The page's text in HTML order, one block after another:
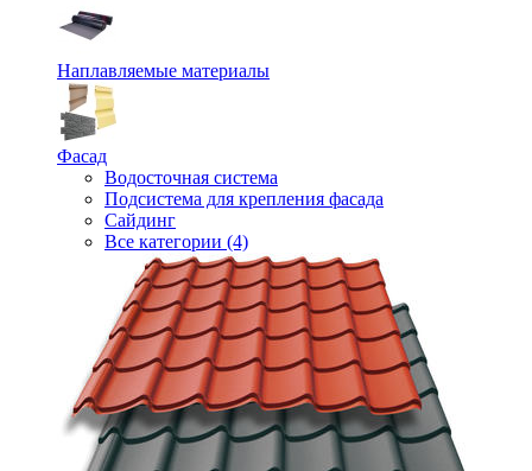
Наплавляемые материалы
Фасад
Водосточная система
Подсистема для крепления фасада
Сайдинг
Все категории (4)